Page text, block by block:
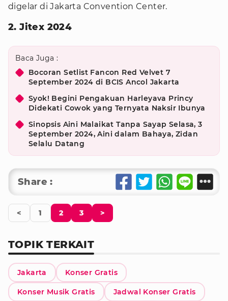
digelar di Jakarta Convention Center.
2. Jitex 2024
Baca Juga :
Bocoran Setlist Fancon Red Velvet 7
September 2024 di BCIS Ancol Jakarta
Syok! Begini Pengakuan Harleyava Princy
Didekati Cowok yang Ternyata Naksir Ibunya
Sinopsis Aini Malaikat Tanpa Sayap Selasa, 3
September 2024, Aini dalam Bahaya, Zidan
Selalu Datang
Share :
< 1 2 3 >
TOPIK TERKAIT
Jakarta Konser Gratis
Konser Musik Gratis Jadwal Konser Gratis